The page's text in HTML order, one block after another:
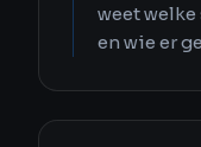
weet
en wie er